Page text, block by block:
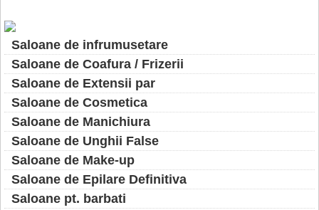
Saloane de infrumusetare
Saloane de Coafura / Frizerii
Saloane de Extensii par
Saloane de Cosmetica
Saloane de Manichiura
Saloane de Unghii False
Saloane de Make-up
Saloane de Epilare Definitiva
Saloane pt. barbati